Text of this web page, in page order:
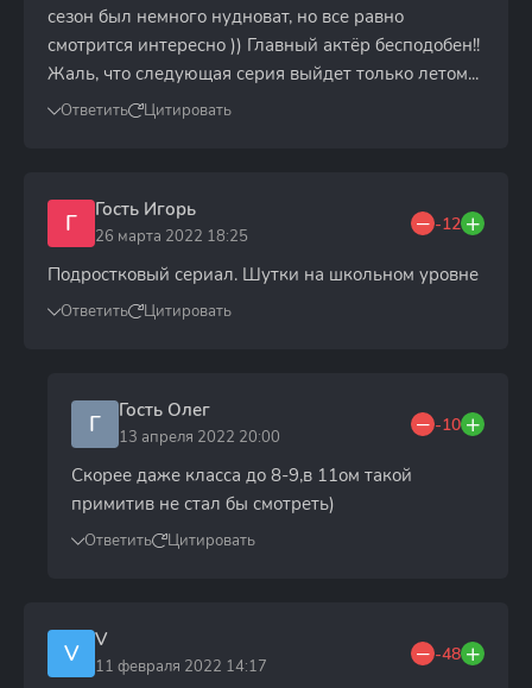
сезон был немного нудноват, но все равно
смотрится интересно )) Главный актёр бесподобен!!
Жаль, что следующая серия выйдет только летом...
Ответить Цитировать
Г Гость Игорь
26 марта 2022 18:25
-12
Подростковый сериал. Шутки на школьном уровне
Ответить Цитировать
Г Гость Олег
13 апреля 2022 20:00
-10
Скорее даже класса до 8-9,в 11ом такой
примитив не стал бы смотреть)
Ответить Цитировать
V V
11 февраля 2022 14:17
-48